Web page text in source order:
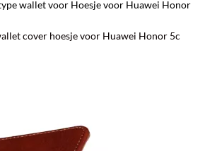
wallet voor Hoesje voor Huawei Honor
cover hoesje voor Huawei Honor 5c